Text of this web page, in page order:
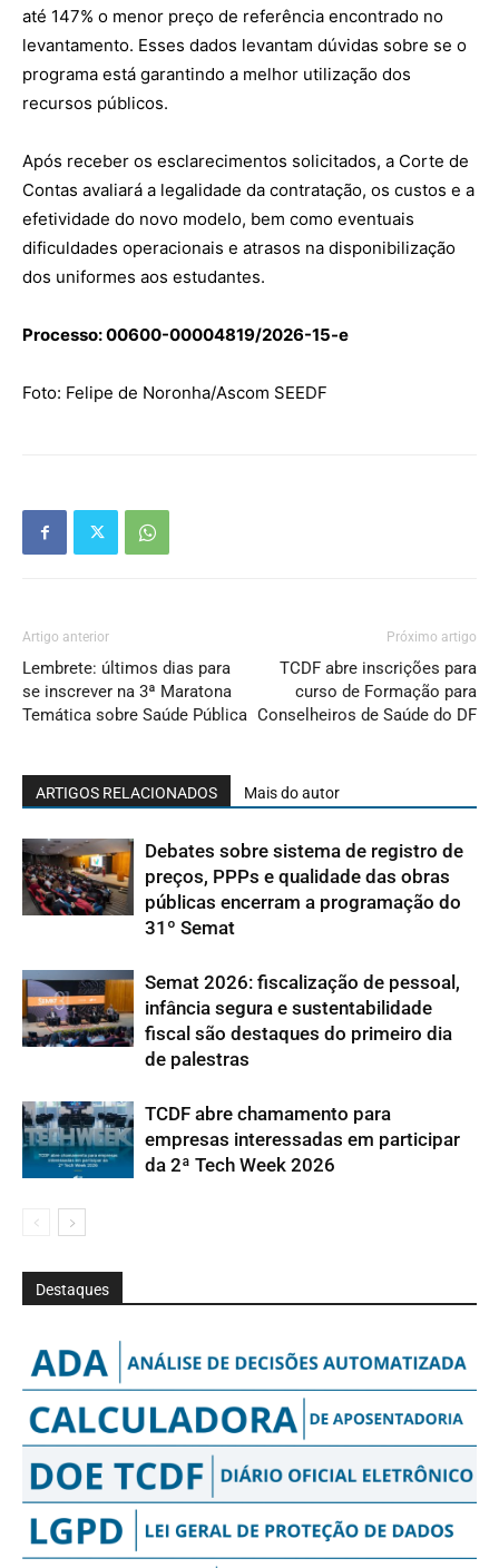
até 147% o menor preço de referência encontrado no
levantamento. Esses dados levantam dúvidas sobre se o
programa está garantindo a melhor utilização dos
recursos públicos.
Após receber os esclarecimentos solicitados, a Corte de
Contas avaliará a legalidade da contratação, os custos e a
efetividade do novo modelo, bem como eventuais
dificuldades operacionais e atrasos na disponibilização
dos uniformes aos estudantes.
Processo: 00600-00004819/2026-15-e
Foto: Felipe de Noronha/Ascom SEEDF
Artigo anterior
Lembrete: últimos dias para
se inscrever na 3ª Maratona
Temática sobre Saúde Pública
Próximo artigo
TCDF abre inscrições para
curso de Formação para
Conselheiros de Saúde do DF
ARTIGOS RELACIONADOS Mais do autor
Debates sobre sistema de registro de
preços, PPPs e qualidade das obras
públicas encerram a programação do
31º Semat
Semat 2026: fiscalização de pessoal,
infância segura e sustentabilidade
fiscal são destaques do primeiro dia
de palestras
TCDF abre chamamento para
empresas interessadas em participar
da 2ª Tech Week 2026
Destaques